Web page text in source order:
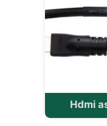
Hdmi